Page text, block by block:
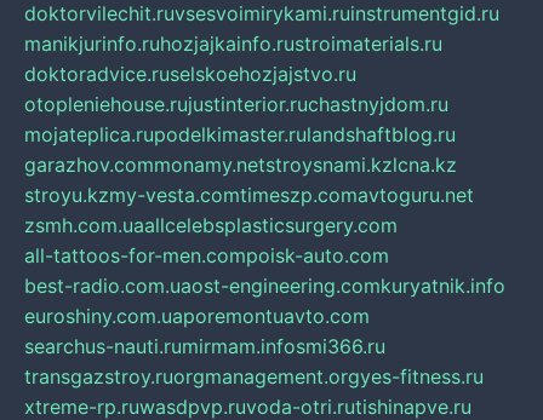
doktorvilechit.ruvsesvoimirykami.ruinstrumentgid.ru
manikjurinfo.ruhozjajkainfo.rustroimaterials.ru
doktoradvice.ruselskoehozjajstvo.ru
otopleniehouse.rujustinterior.ruchastnyjdom.ru
mojateplica.rupodelkimaster.rulandshaftblog.ru
garazhov.commonamy.netstroysnami.kzlcna.kz
stroyu.kzmy-vesta.comtimeszp.comavtoguru.net
zsmh.com.uaallcelebsplasticsurgery.com
all-tattoos-for-men.compoisk-auto.com
best-radio.com.uaost-engineering.comkuryatnik.info
euroshiny.com.uaporemontuavto.com
searchus-nauti.rumirmam.infosmi366.ru
transgazstroy.ruorgmanagement.orgyes-fitness.ru
xtreme-rp.ruwasdpvp.ruvoda-otri.rutishinapve.ru